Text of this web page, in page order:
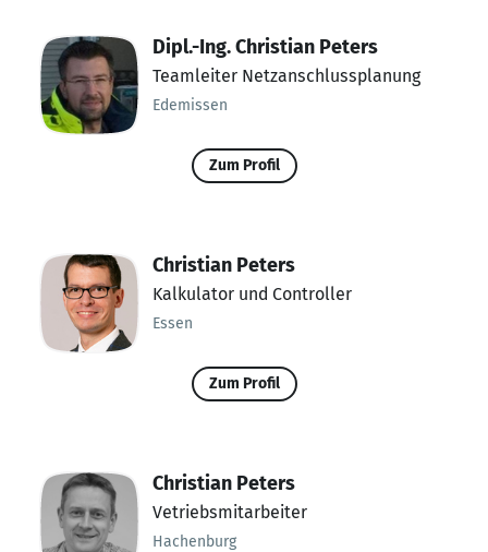
Dipl.-Ing. Christian Peters
Teamleiter Netzanschlussplanung
Edemissen
Zum Profil
Christian Peters
Kalkulator und Controller
Essen
Zum Profil
Christian Peters
Vetriebsmitarbeiter
Hachenburg